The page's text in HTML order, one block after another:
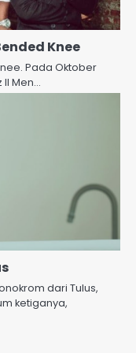
Knee
Pada Oktober
II Men…
dari Tulus,
ketiganya,